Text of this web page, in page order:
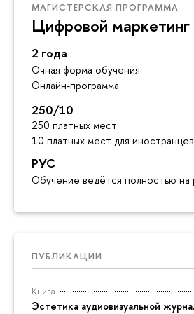
МАГИСТЕРСКАЯ ПРОГРАММА
Цифровой маркетинг
2 года
Очная форма обучения
Онлайн-программа
250/10
250 платных мест
10 платных мест для иностранцев
РУС
Обучение ведётся полностью на
ПУБЛИКАЦИИ
Книга
Эстетика аудиовизуальной